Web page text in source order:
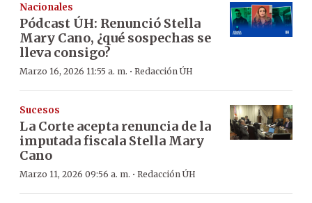
Nacionales
Pódcast ÚH: Renunció Stella
Mary Cano, ¿qué sospechas se
lleva consigo?
Marzo 16, 2026 11:55 a. m. · Redacción ÚH
Sucesos
La Corte acepta renuncia de la
imputada fiscala Stella Mary
Cano
Marzo 11, 2026 09:56 a. m. · Redacción ÚH